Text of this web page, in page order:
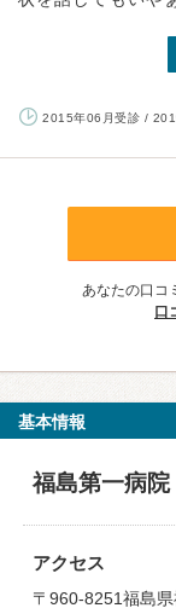
2015年06月受診 /
あなたの口コ
口
基本情報
福島第一病院
アクセス
〒960-8251福島